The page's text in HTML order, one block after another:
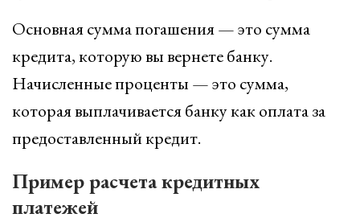
Основная сумма погашения — это сумма
кредита, которую вы вернете банку.
Начисленные проценты — это сумма,
которая выплачивается банку как оплата за
предоставленный кредит.
Пример расчета кредитных
платежей